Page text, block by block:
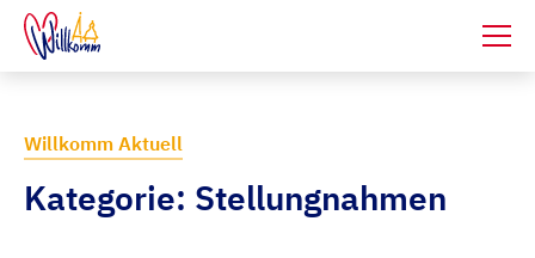
Willkomm Aktuell
Kategorie: Stellungnahmen